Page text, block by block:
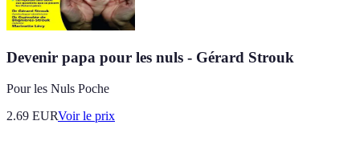
Devenir papa pour les nuls - Gérard Strouk
Pour les Nuls Poche
2.69 EURVoir le prix